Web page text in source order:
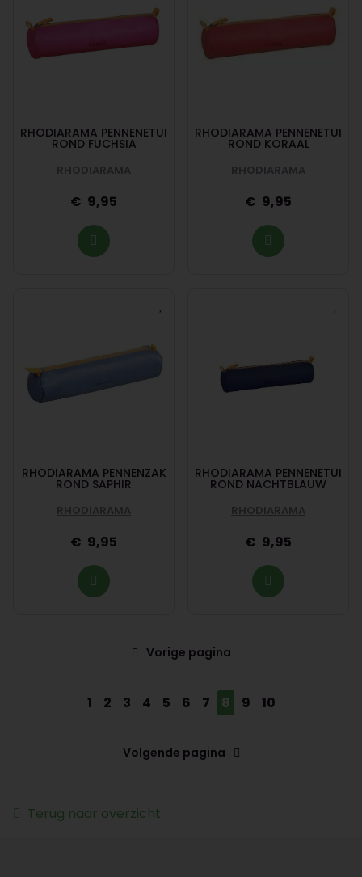
RHODIARAMA PENNENETUI
ROND FUCHSIA
RHODIARAMA
9,95
RHODIARAMA PENNENETUI
ROND KORAAL
RHODIARAMA
9,95
RHODIARAMA PENNENZAK
ROND SAPHIR
RHODIARAMA
9,95
RHODIARAMA PENNENETUI
ROND NACHTBLAUW
RHODIARAMA
9,95
Vorige pagina
1 2 3 4 5 6 7 8 9 10
Volgende pagina
Terug naar overzicht